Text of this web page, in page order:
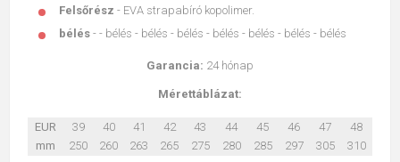
Felsőrész - EVA strapabíró kopolimer.
bélés - - bélés - bélés - bélés - bélés - bélés - bélés - bélés
Garancia: 24 hónap
Mérettáblázat:
EUR 39 40 41 42 43 44 45 46 47
48
mm
250 260 263 265 275 280 285 297 305 310